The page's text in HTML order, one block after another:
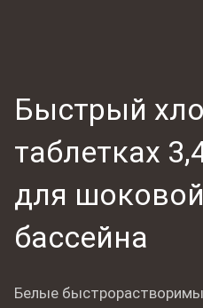
Быстрый
таблетках
для
бассейна
Белые